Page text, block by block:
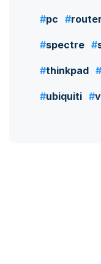
pc router
spectre
thinkpad
ubiquiti